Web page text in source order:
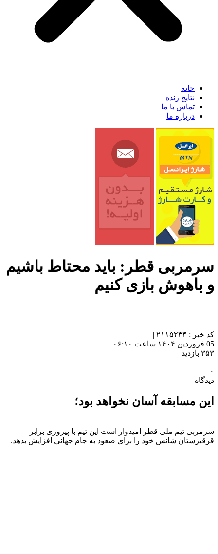
خانه
نتایج زنده
تماس با ما
درباره ما
سرمربی قطر: باید محتاط باشیم
و باهوش بازی کنیم
کد خبر : ۲۱۱۵۲۳۴ |
05 فروردین ۱۴۰۴ ساعت ۰۶:۱۰ |
۳۵۳ بازدید |
۰
دیدگاه
این مسابقه آسان نخواهد بود؛
سرمربی تیم ملی قطر امیدوار است این تیم با پیروزی برابر
قرقیزستان شانس خود را برای صعود به جام جهانی افزایش بدهد.